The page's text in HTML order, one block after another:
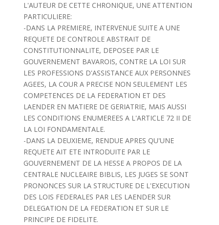
L'AUTEUR DE CETTE CHRONIQUE, UNE ATTENTION
PARTICULIERE:
-DANS LA PREMIERE, INTERVENUE SUITE A UNE
REQUETE DE CONTROLE ABSTRAIT DE
CONSTITUTIONNALITE, DEPOSEE PAR LE
GOUVERNEMENT BAVAROIS, CONTRE LA LOI SUR
LES PROFESSIONS D'ASSISTANCE AUX PERSONNES
AGEES, LA COUR A PRECISE NON SEULEMENT LES
COMPETENCES DE LA FEDERATION ET DES
LAENDER EN MATIERE DE GERIATRIE, MAIS AUSSI
LES CONDITIONS ENUMEREES A L'ARTICLE 72 II DE
LA LOI FONDAMENTALE.
-DANS LA DEUXIEME, RENDUE APRES QU'UNE
REQUETE AIT ETE INTRODUITE PAR LE
GOUVERNEMENT DE LA HESSE A PROPOS DE LA
CENTRALE NUCLEAIRE BIBLIS, LES JUGES SE SONT
PRONONCES SUR LA STRUCTURE DE L'EXECUTION
DES LOIS FEDERALES PAR LES LAENDER SUR
DELEGATION DE LA FEDERATION ET SUR LE
PRINCIPE DE FIDELITE.